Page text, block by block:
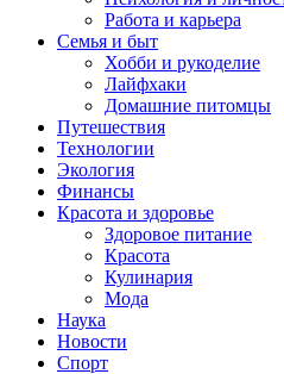
Работа и карьера
Семья и быт
Хобби и рукоделие
Лайфхаки
Домашние питомцы
Путешествия
Технологии
Экология
Финансы
Красота и здоровье
Здоровое питание
Красота
Кулинария
Мода
Наука
Новости
Спорт